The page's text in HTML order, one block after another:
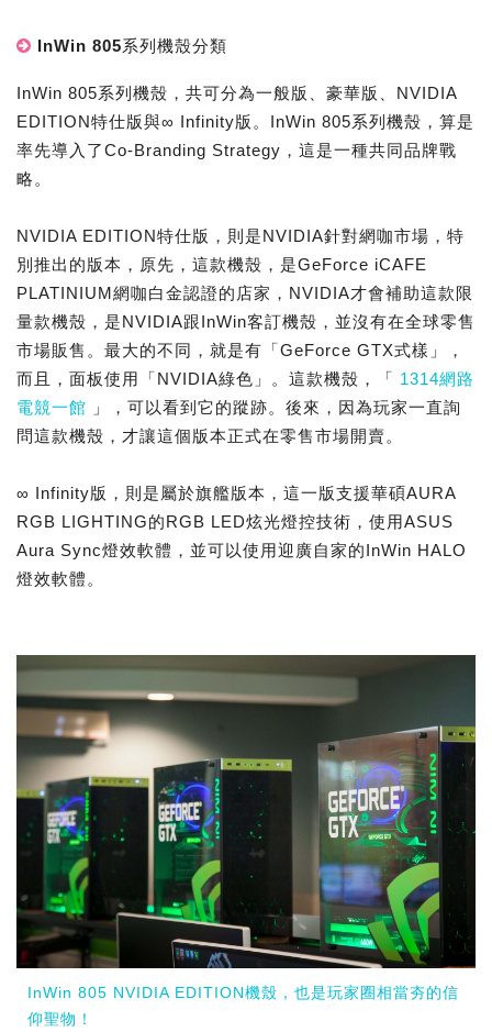
InWin 805系列機殼分類
InWin 805系列機殼，共可分為一般版、豪華版、NVIDIA
EDITION特仕版與∞ Infinity版。InWin 805系列機殼，算是
率先導入了Co-Branding Strategy，這是一種共同品牌戰
略。
NVIDIA EDITION特仕版，則是NVIDIA針對網咖市場，特
別推出的版本，原先，這款機殼，是GeForce iCAFE
PLATINIUM網咖白金認證的店家，NVIDIA才會補助這款限
量款機殼，是NVIDIA跟InWin客訂機殼，並沒有在全球零售
市場販售。最大的不同，就是有「GeForce GTX式樣」，
而且，面板使用「NVIDIA綠色」。這款機殼，「 1314網路
電競一館 」，可以看到它的蹤跡。後來，因為玩家一直詢
問這款機殼，才讓這個版本正式在零售市場開賣。
∞ Infinity版，則是屬於旗艦版本，這一版支援華碩AURA
RGB LIGHTING的RGB LED炫光燈控技術，使用ASUS
Aura Sync燈效軟體，並可以使用迎廣自家的InWin HALO
燈效軟體。
InWin 805 NVIDIA EDITION機殼，也是玩家圈相當夯的信
仰聖物！